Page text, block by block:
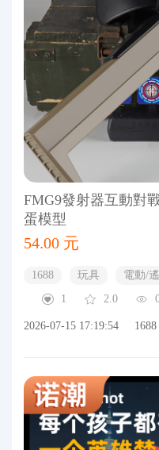
FMG9發射器互動對
蛋模型
54.00 元
1688 玩具 電動/
1
2.0
2026-07-15 17:19:54 1688